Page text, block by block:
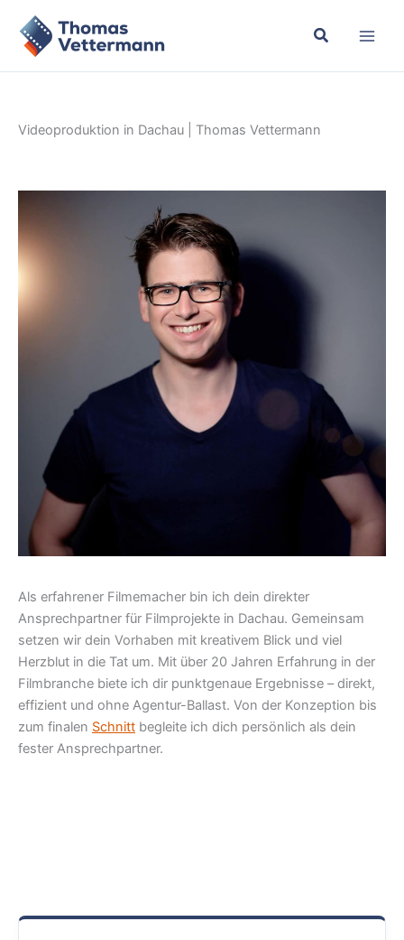
Inhalt
springen
Videoproduktion in Dachau | Thomas Vettermann
Als erfahrener Filmemacher bin ich dein direkter
Ansprechpartner für Filmprojekte in Dachau. Gemeinsam
setzen wir dein Vorhaben mit kreativem Blick und viel
Herzblut in die Tat um. Mit über 20 Jahren Erfahrung in der
Filmbranche biete ich dir punktgenaue Ergebnisse – direkt,
effizient und ohne Agentur-Ballast. Von der Konzeption bis
zum finalen Schnitt begleite ich dich persönlich als dein
fester Ansprechpartner.